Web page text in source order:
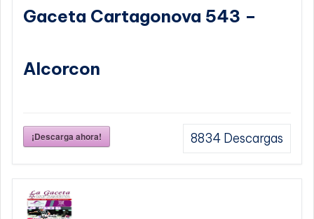
Gaceta Cartagonova 543 –
Alcorcon
¡Descarga ahora! 8834 Descargas